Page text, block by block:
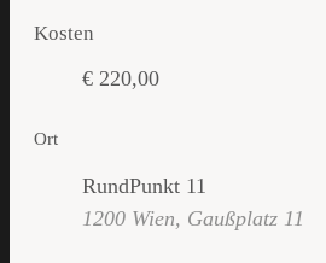
Kosten
€ 220,00
Ort
RundPunkt 11
1200 Wien, Gaußplatz 11